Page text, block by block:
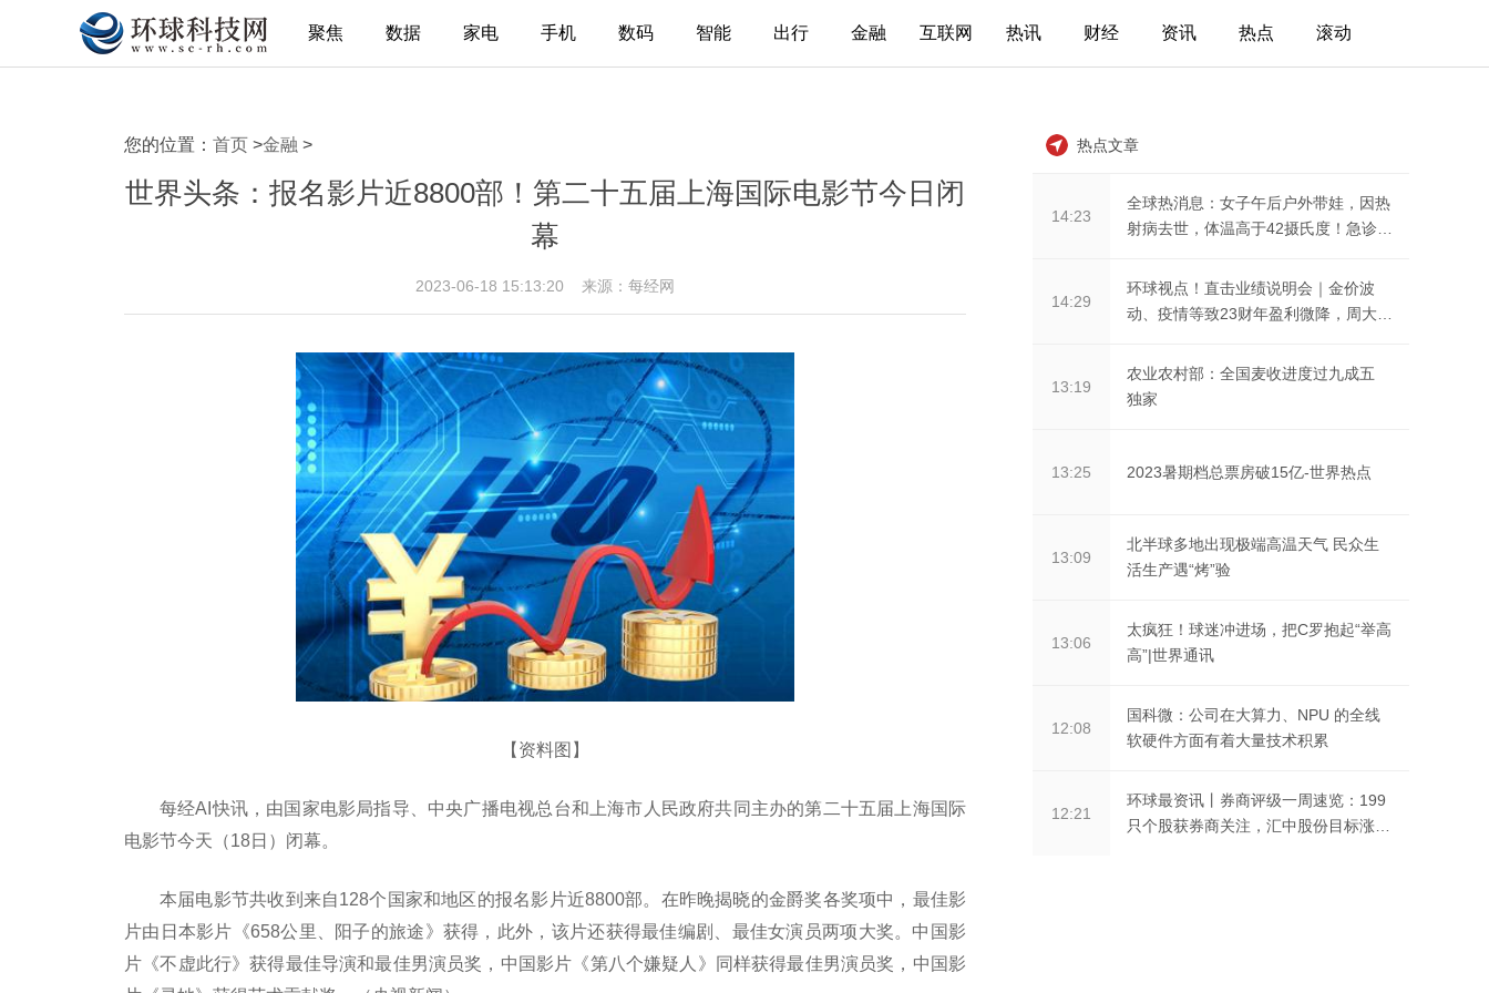
聚焦 数据 家电 手机 数码 智能 出行 金融 互联网 热讯 财经 资讯 热点 滚动
您的位置： 首页 >金融 >
世界头条：报名影片近8800部！第二十五届上海国际电影节今日闭
幕
2023-06-18 15:13:20 来源：每经网
【资料图】
每经AI快讯，由国家电影局指导、中央广播电视总台和上海市人民政府共同主办的第二十五届上海国际
电影节今天（18日）闭幕。
本届电影节共收到来自128个国家和地区的报名影片近8800部。在昨晚揭晓的金爵奖各奖项中，最佳影
片由日本影片《658公里、阳子的旅途》获得，此外，该片还获得最佳编剧、最佳女演员两项大奖。中国影
片《不虚此行》获得最佳导演和最佳男演员奖，中国影片《第八个嫌疑人》同样获得最佳男演员奖，中国影
热点文章
14:23
全球热消息：女子午后户外带娃，因热
射病去世，体温高于42摄氏度！急诊专
14:29
环球视点！直击业绩说明会｜金价波
动、疫情等致23财年盈利微降，周大福
13:19
农业农村部：全国麦收进度过九成五
独家
13:25 2023暑期档总票房破15亿-世界热点
13:09
北半球多地出现极端高温天气 民众生
活生产遇“烤”验
13:06
太疯狂！球迷冲进场，把C罗抱起“举高
高”|世界通讯
12:08
国科微：公司在大算力、NPU 的全线
软硬件方面有着大量技术积累
12:21
环球最资讯丨券商评级一周速览：199
只个股获券商关注，汇中股份目标涨幅